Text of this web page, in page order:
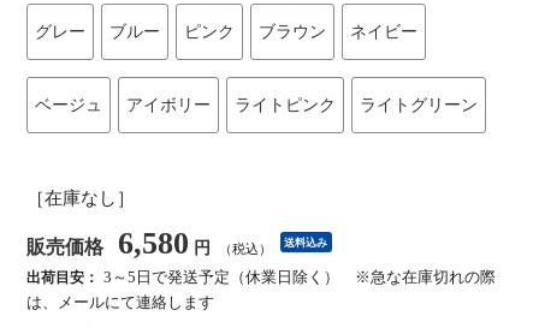
グレー ブルー ピンク ブラウン ネイビー
ベージュ アイボリー ライトピンク ライトグリーン
［在庫なし］
販売価格 6,580 円 （税込） 送料込み
出荷目安： 3～5日で発送予定（休業日除く） ※急な在庫切れの際
は、メールにて連絡します